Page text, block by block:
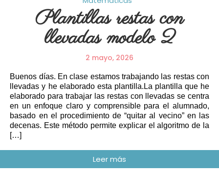
Plantillas restas con
llevadas modelo 2
2 mayo, 2026
Buenos días. En clase estamos trabajando las restas con
llevadas y he elaborado esta plantilla.La plantilla que he
elaborado para trabajar las restas con llevadas se centra
en un enfoque claro y comprensible para el alumnado,
basado en el procedimiento de “quitar al vecino” en las
decenas. Este método permite explicar el algoritmo de la
[…]